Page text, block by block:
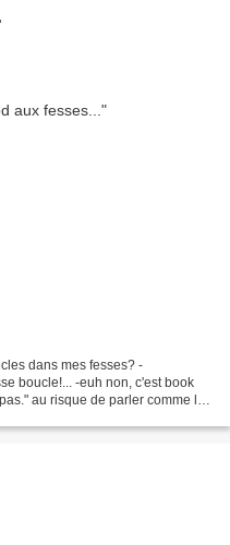
dans mes fesses? -
boucle!... -euh non, c'est book
au risque de parler comme la